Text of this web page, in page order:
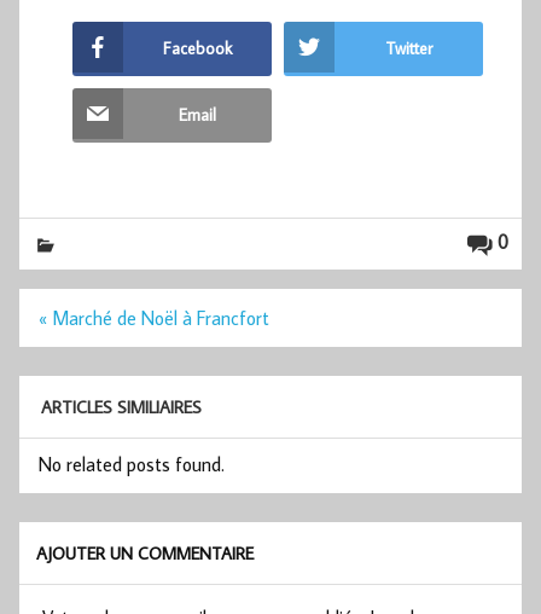
Facebook Twitter
Email
0
Navigation
l’article
« Marché de Noël à Francfort
ARTICLES SIMILIAIRES
No related posts found.
AJOUTER UN COMMENTAIRE